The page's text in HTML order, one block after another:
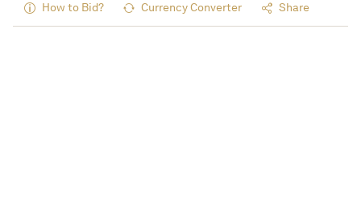
How to Bid? Currency Converter Share